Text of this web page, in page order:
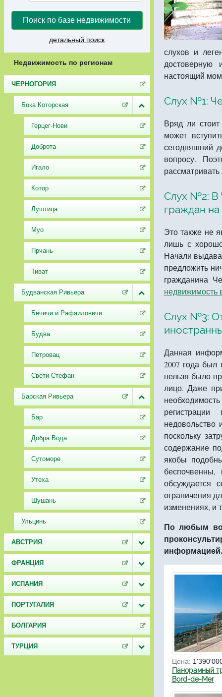
Поиск по базе недвижимости
детальный поиск
Недвижимость по регионам
ЧЕРНОГОРИЯ
Бока Которская
Герцег-Нови
Доброта
Игало
Котор
Луштица
Муо
Прчань
Тиват
Будванская Ривьера
Бечичи и Рафаиловичи
Будва
Петровац
Свети Стефан
Барская Ривьера
Бар
Добра Вода
Сутоморе
Утеха
Шушань
Ульцинь
АВСТРИЯ
ФРАНЦИЯ
ИСПАНИЯ
ПОРТУГАЛИЯ
БОЛГАРИЯ
ТУРЦИЯ
слухов и
настоящий
Слух №1:
Вряд ли
может
сегодняшний
вопросу.
Слух №2: В
граждан
Это также не
лишь с
Начали
предложить
гражданина
недвижимость
Слух №3:
Данная
2007 года был
нельзя было
лицо. Даже
поскольку
содержание
якобы
беспочвенны,
обсуждается
ограничения
изменениях, и
По любым
информацией.
Цена:
Панорамный
Bord-de-Mer